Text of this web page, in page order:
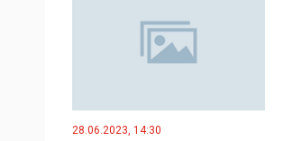
28.06.2023, 14:30